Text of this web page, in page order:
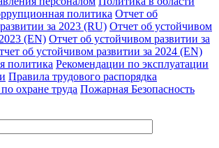
политика Отчет об
за 2023 (RU) Отчет об устойчивом
(EN) Отчет об устойчивом развитии за
об устойчивом развитии за 2024 (EN)
политика Рекомендации по эксплуатации
Правила трудового распорядка
охране труда Пожарная Безопасность